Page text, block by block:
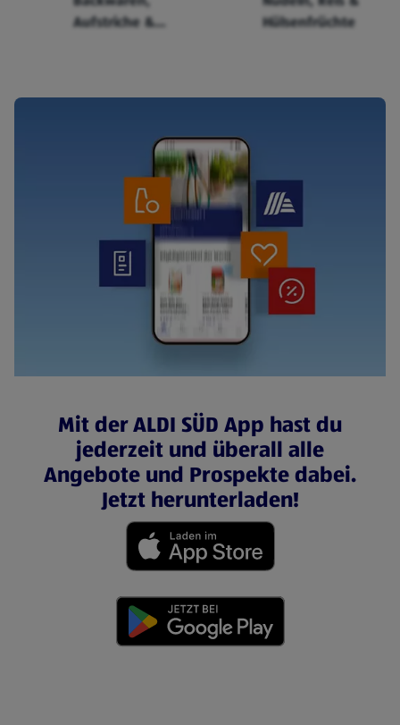
Aufstriche &
Hülsenfrüchte
Mit der ALDI SÜD App hast du
jederzeit und überall alle
Angebote und Prospekte dabei.
Jetzt herunterladen!